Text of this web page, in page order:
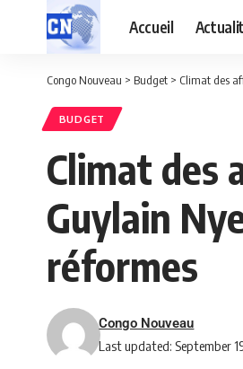
Accueil
Congo Nouveau > Budget > Climat des
BUDGET
Climat des
Guylain
réformes
Last updated: September
Congo Nouveau